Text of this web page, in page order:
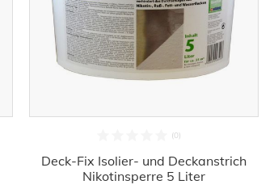
Deck-Fix Isolier- und Deckanstrich
Nikotinsperre 5 Liter